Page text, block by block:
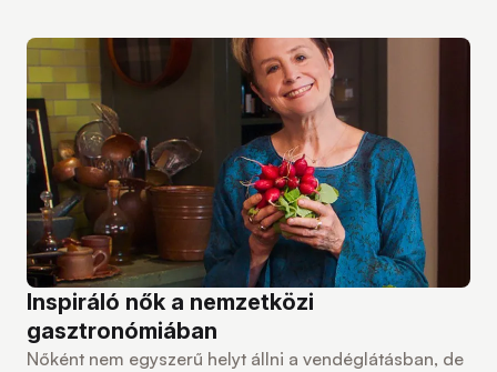
Inspiráló nők a nemzetközi
gasztronómiában
Nőként nem egyszerű helyt állni a vendéglátásban, de